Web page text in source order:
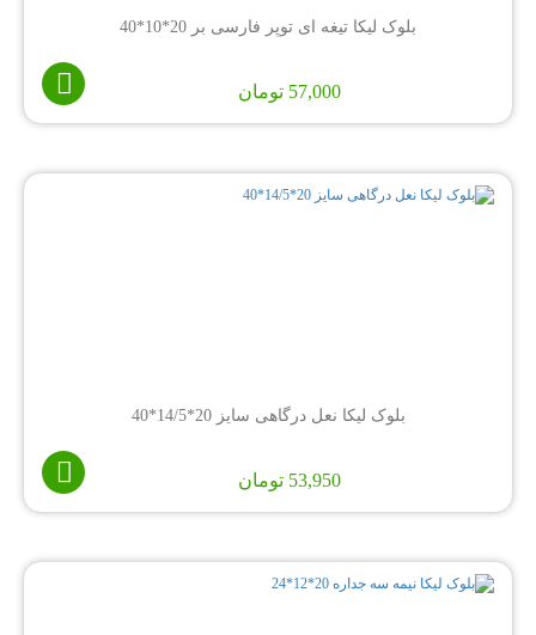
بلوک لیکا تیغه ای توپر فارسی بر 20*10*40
57,000 تومان
بلوک لیکا نعل درگاهی سایز 20*14/5*40
53,950 تومان